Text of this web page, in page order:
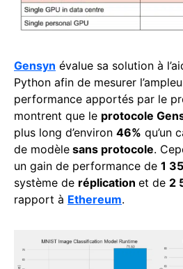
Gensyn évalue sa solution à
Python afin de mesurer
performance apportés par le
montrent que le protocole
plus long d’environ 46% qu’un
de modèle sans protocole.
un gain de performance de 1
système de réplication et de 2
rapport à Ethereum.